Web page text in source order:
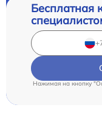
Бесплатная
Нажимая на кнопку